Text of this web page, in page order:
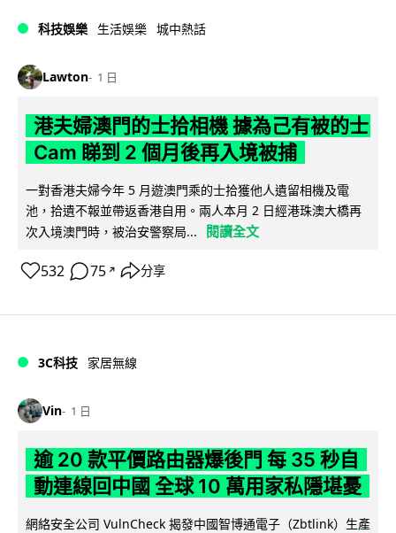
科技娛樂 生活娛樂 城中熱話
Lawton 1 日
港夫婦澳門的士拾相機 據為己有被的士
Cam 睇到 2 個月後再入境被捕
一對香港夫婦今年 5 月遊澳門乘的士拾獲他人遺留相機及電
池，拾遺不報並帶返香港自用。兩人本月 2 日經港珠澳大橋再
次入境澳門時，被治安警察局...
閱讀全文
532 75 ↗ 分享
3C科技 家居無線
Vin 1 日
逾 20 款平價路由器爆後門 每 35 秒自
動連線回中國 全球 10 萬用家私隱堪憂
網絡安全公司 VulnCheck 揭發中國智博通電子（Zbtlink）生產